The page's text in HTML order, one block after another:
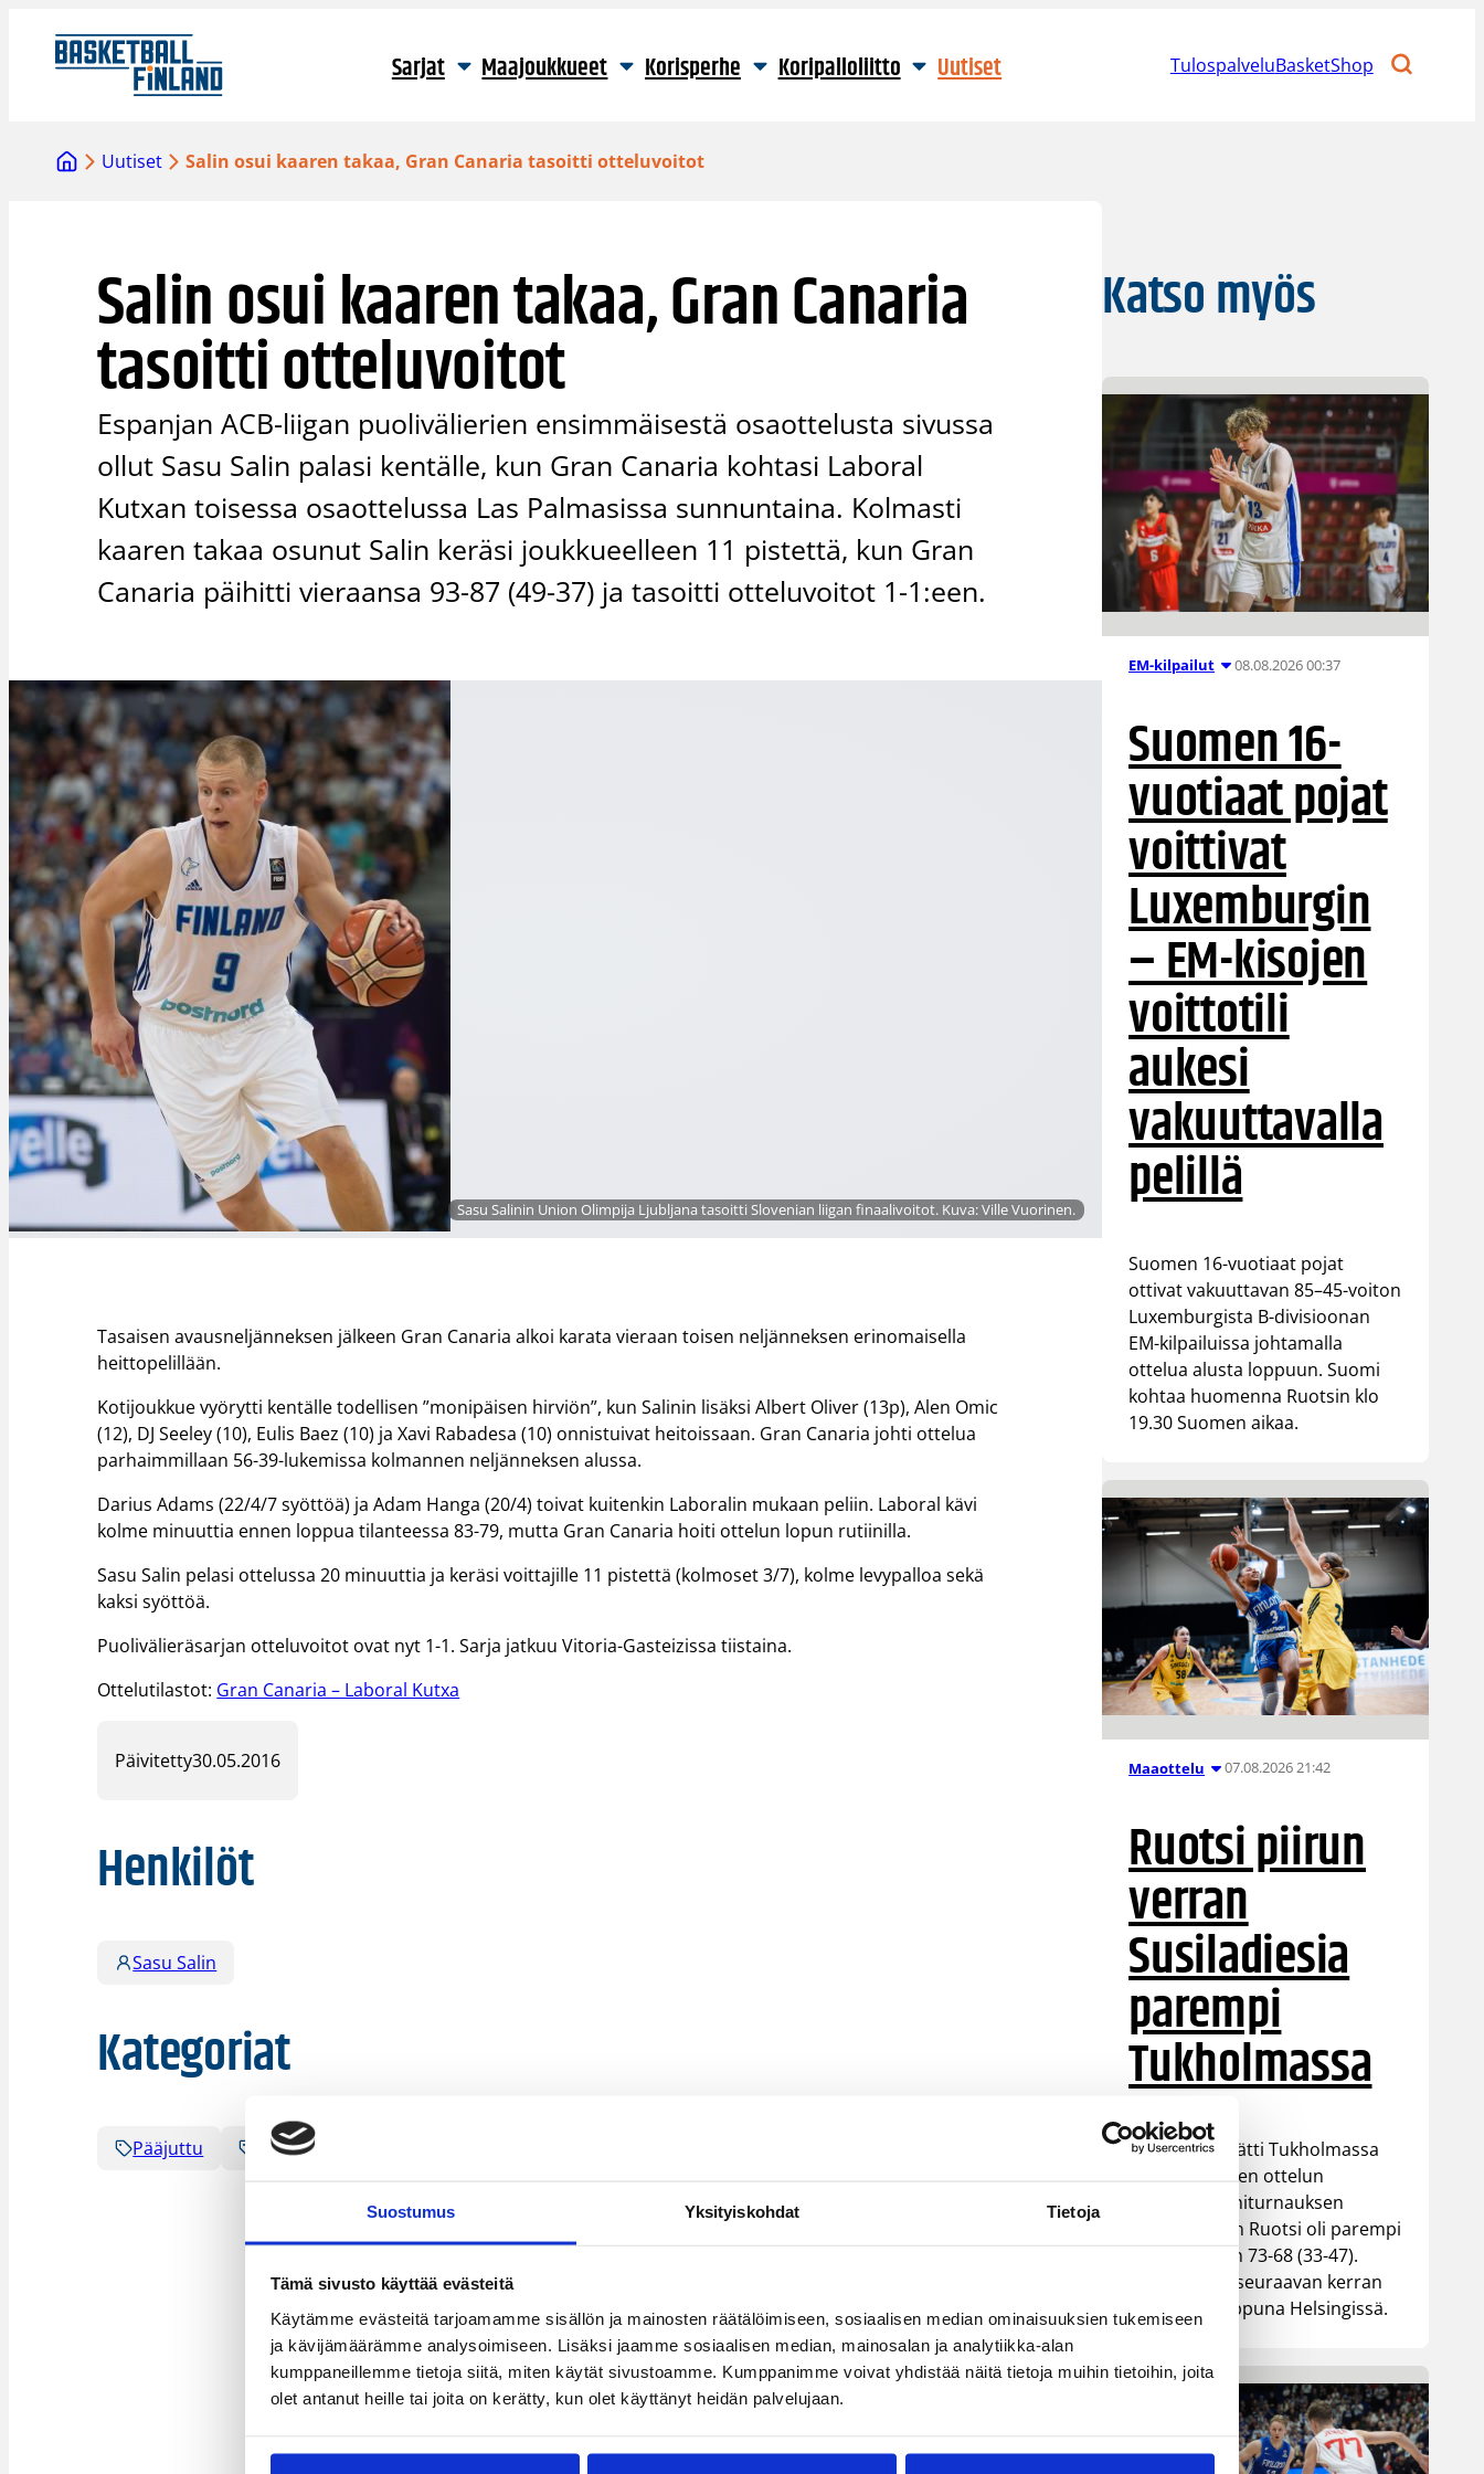
Suostumus Yksityiskohdat Tietoja
Tämä sivusto käyttää evästeitä
Käytämme evästeitä tarjoamamme sisällön ja mainosten räätälöimiseen, sosiaalisen median ominaisuuksien tukemiseen
ja kävijämäärämme analysoimiseen. Lisäksi jaamme sosiaalisen median, mainosalan ja analytiikka-alan
kumppaneillemme tietoja siitä, miten käytät sivustoamme. Kumppanimme voivat yhdistää näitä tietoja muihin tietoihin, joita
olet antanut heille tai joita on kerätty, kun olet käyttänyt heidän palvelujaan.
sisältöön
Sarjat Maajoukkueet Korisperhe Koripalloliitto Uutiset TulospalveluBasketShop
Uutiset Salin osui kaaren takaa, Gran Canaria tasoitti otteluvoitot
Salin osui kaaren takaa, Gran Canaria
tasoitti otteluvoitot
Espanjan ACB-liigan puolivälierien ensimmäisestä osaottelusta sivussa
ollut Sasu Salin palasi kentälle, kun Gran Canaria kohtasi Laboral
Kutxan toisessa osaottelussa Las Palmasissa sunnuntaina. Kolmasti
kaaren takaa osunut Salin keräsi joukkueelleen 11 pistettä, kun Gran
Canaria päihitti vieraansa 93-87 (49-37) ja tasoitti otteluvoitot 1-1:een.
Sasu Salinin Union Olimpija Ljubljana tasoitti Slovenian liigan finaalivoitot. Kuva: Ville Vuorinen.
Tasaisen avausneljänneksen jälkeen Gran Canaria alkoi karata vieraan toisen neljänneksen erinomaisella
heittopelillään.
Kotijoukkue vyörytti kentälle todellisen ”monipäisen hirviön”, kun Salinin lisäksi Albert Oliver (13p), Alen Omic
(12), DJ Seeley (10), Eulis Baez (10) ja Xavi Rabadesa (10) onnistuivat heitoissaan. Gran Canaria johti ottelua
parhaimmillaan 56-39-lukemissa kolmannen neljänneksen alussa.
Darius Adams (22/4/7 syöttöä) ja Adam Hanga (20/4) toivat kuitenkin Laboralin mukaan peliin. Laboral kävi
kolme minuuttia ennen loppua tilanteessa 83-79, mutta Gran Canaria hoiti ottelun lopun rutiinilla.
Sasu Salin pelasi ottelussa 20 minuuttia ja keräsi voittajille 11 pistettä (kolmoset 3/7), kolme levypalloa sekä
kaksi syöttöä.
Puolivälieräsarjan otteluvoitot ovat nyt 1-1. Sarja jatkuu Vitoria-Gasteizissa tiistaina.
Ottelutilastot: Gran Canaria – Laboral Kutxa
Päivitetty30.05.2016
Henkilöt
Sasu Salin
Kategoriat
Pääjuttu Suomalaiset ulkomailla
Katso myös
EM-kilpailut 08.08.2026 00:37
Suomen 16-
vuotiaat pojat
voittivat
Luxemburgin
– EM-kisojen
voittotili
aukesi
vakuuttavalla
pelillä
Suomen 16-vuotiaat pojat
ottivat vakuuttavan 85–45-voiton
Luxemburgista B-divisioonan
EM-kilpailuissa johtamalla
ottelua alusta loppuun. Suomi
kohtaa huomenna Ruotsin klo
19.30 Suomen aikaa.
Maaottelu 07.08.2026 21:42
Ruotsi piirun
verran
Susiladiesia
parempi
Tukholmassa
Susiladies päätti Tukholmassa
pelatun kahden ottelun
mittaisen miniturnauksen
tappioon, kun Ruotsi oli parempi
loppulukemin 73-68 (33-47).
Suomi pelaa seuraavan kerran
ensi viikonloppuna Helsingissä.